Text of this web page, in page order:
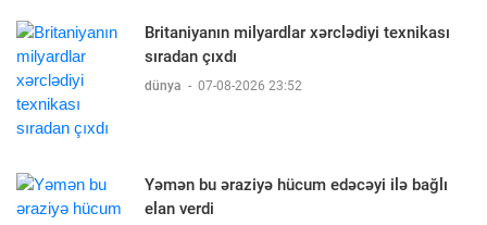
Britaniyanın milyardlar xərclədiyi texnikası
sıradan çıxdı
dünya - 07-08-2026 23:52
Yəmən bu əraziyə hücum edəcəyi ilə bağlı
elan verdi